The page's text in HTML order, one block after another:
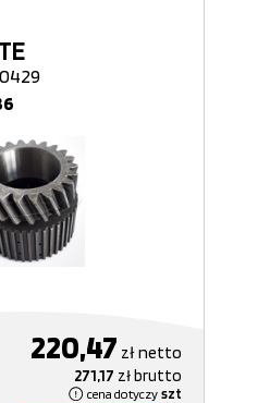
220,47 złnetto
271,17 złbrutto
cena dotyczy szt